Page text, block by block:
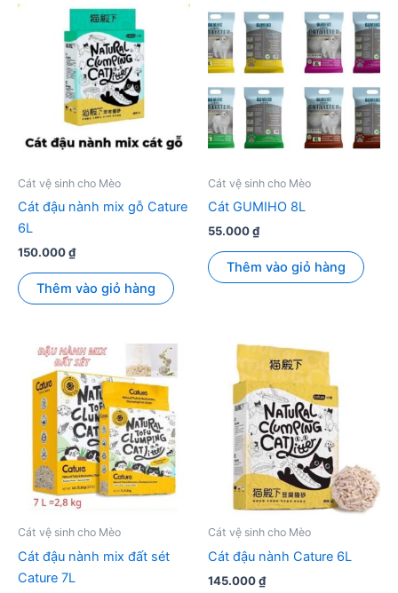
Cát vệ sinh cho Mèo
Cát đậu nành mix gỗ Cature
6L
150.000₫
Thêm vào giỏ hàng
Cát vệ sinh cho Mèo
Cát GUMIHO 8L
55.000₫
Thêm vào giỏ hàng
Cát vệ sinh cho Mèo
Cát đậu nành mix đất sét
Cature 7L
Cát vệ sinh cho Mèo
Cát đậu nành Cature 6L
145.000₫